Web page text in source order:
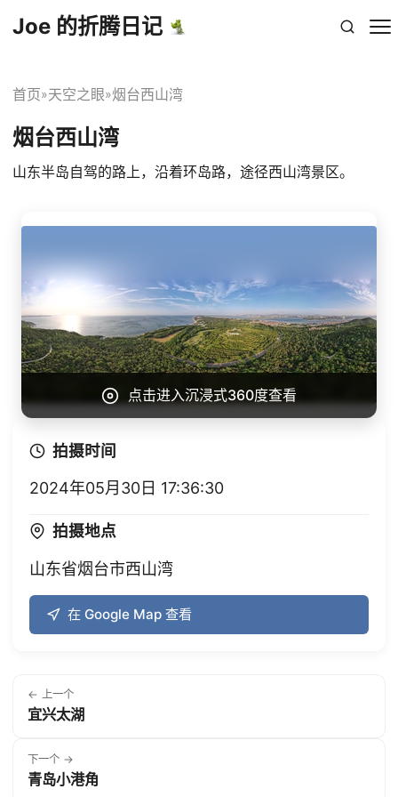
Joe 的折腾日记
首页»天空之眼»烟台西山湾
烟台西山湾
山东半岛自驾的路上，沿着环岛路，途径西山湾景区。
点击进入沉浸式360度查看
拍摄时间
2024年05月30日 17:36:30
拍摄地点
山东省烟台市西山湾
在 Google Map 查看
← 上一个
宜兴太湖
下一个 →
青岛小港角